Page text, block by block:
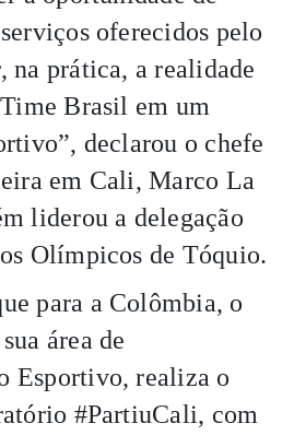
oferecidos pelo
na prática, a realidade
Brasil em um
declarou o chefe
em Cali, Marco La
liderou a delegação
Olímpicos de Tóquio.
para a Colômbia, o
área de
Esportivo, realiza o
#PartiuCali, com